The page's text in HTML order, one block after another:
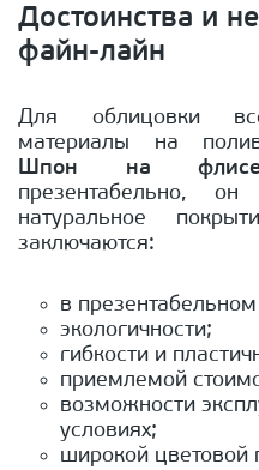
Достоинства и
файн-лайн
Для облицовки
материалы на
Шпон на
презентабельно, он
натуральное
заключаются:
в
экологичности;
гибкости и
приемлемой
возможности
условиях;
широкой цветовой